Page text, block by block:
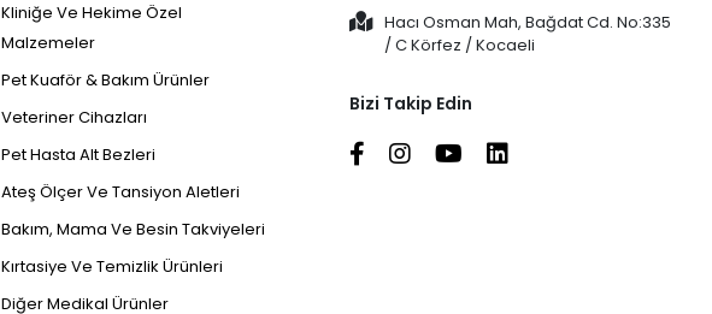
Kliniğe Ve Hekime Özel
Malzemeler
Pet Kuaför & Bakım Ürünler
Veteriner Cihazları
Pet Hasta Alt Bezleri
Ateş Ölçer Ve Tansiyon Aletleri
Bakım, Mama Ve Besin Takviyeleri
Kırtasiye Ve Temizlik Ürünleri
Diğer Medikal Ürünler
Hacı Osman Mah, Bağdat Cd. No:335
/ C Körfez / Kocaeli
Bizi Takip Edin